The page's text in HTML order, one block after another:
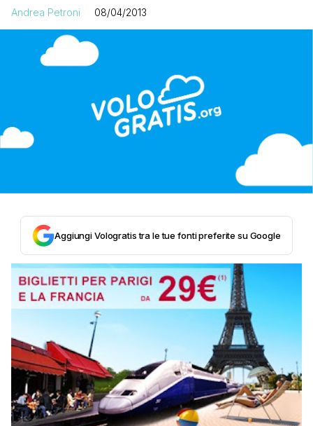
Andrea Petroni 08/04/2013
Aggiungi Vologratis tra le tue fonti preferite su Google